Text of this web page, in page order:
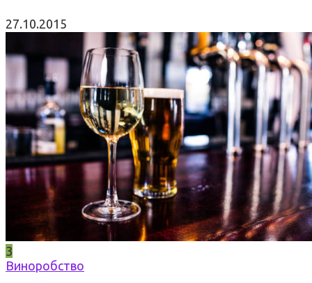
27.10.2015
3
Виноробство